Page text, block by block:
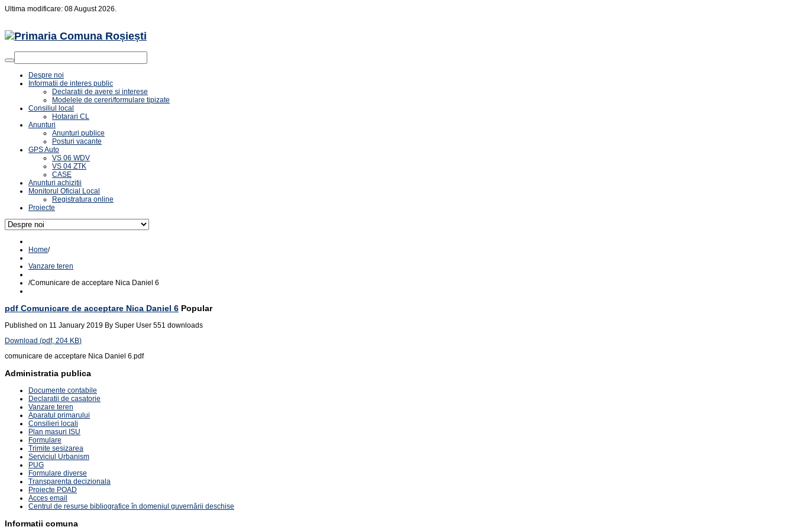
Ultima modificare: 08 August 2026.
Despre noi
Informatii de interes public
Declaratii de avere si interese
Modelele de cereri/formulare tipizate
Consiliul local
Hotarari CL
Anunturi
Anunturi publice
Posturi vacante
GPS Auto
VS 06 WDV
VS 04 ZTK
CASE
Anunturi achizitii
Monitorul Oficial Local
Registratura online
Proiecte
Home/
Vanzare teren
/Comunicare de acceptare Nica Daniel 6
pdf Comunicare de acceptare Nica Daniel 6 Popular
Published on 11 January 2019 By Super User 551 downloads
Download (pdf, 204 KB)
comunicare de acceptare Nica Daniel 6.pdf
Administratia publica
Documente contabile
Declaratii de casatorie
Vanzare teren
Aparatul primarului
Consilieri locali
Plan masuri ISU
Formulare
Trimite sesizarea
Serviciul Urbanism
PUG
Formulare diverse
Transparenta decizionala
Proiecte POAD
Acces email
Centrul de resurse bibliografice în domeniul guvernării deschise
Informatii comuna